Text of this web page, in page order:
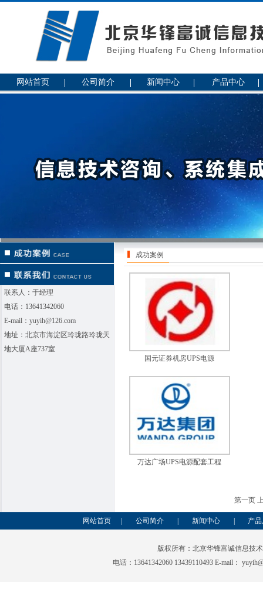
网站首页 公司简介 新闻中心 产品中心
联系人：于经理
电话：13641342060
E-mail：yuyih@126.com
地址：北京市海淀区玲珑路玲珑天
地大厦A座737室
成功案例
国元证券机房UPS电源
万达广场UPS电源配套工程
第一页
网站首页 公司简介 新闻中心 产
版权所有：北京华锋富诚信息技
电话：13641342060 13439110493 E-mail：